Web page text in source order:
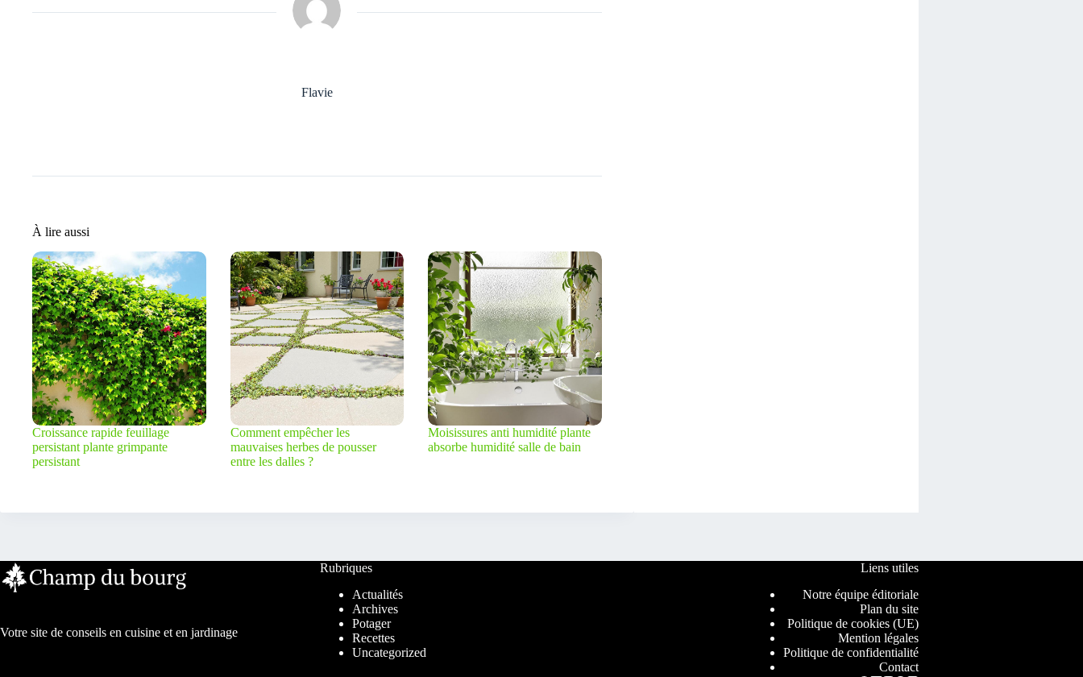
Flavie
À lire aussi
Croissance rapide feuillage
persistant plante grimpante
persistant
Comment empêcher les
mauvaises herbes de pousser
entre les dalles ?
Moisissures anti humidité plante
absorbe humidité salle de bain
Votre site de conseils en cuisine et en jardinage
Rubriques
Actualités
Archives
Potager
Recettes
Uncategorized
Liens utiles
Notre équipe éditoriale
Plan du site
Politique de cookies (UE)
Mention légales
Politique de confidentialité
Contact